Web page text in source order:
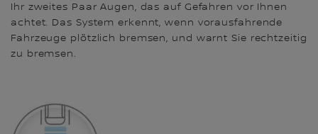
Ihr zweites Paar Augen, das auf Gefahren vor Ihnen
achtet. Das System erkennt, wenn vorausfahrende
Fahrzeuge plötzlich bremsen, und warnt Sie rechtzeitig
zu bremsen.